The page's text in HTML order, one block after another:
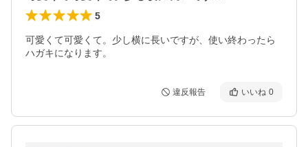
5
可愛くて可愛くて。少し横に長いですが、使い終わったら
ハガキになります。
違反報告 いいね 0